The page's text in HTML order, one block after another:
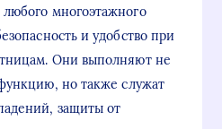
многоэтажного
и удобство при
Они выполняют не
но также служат
защиты от